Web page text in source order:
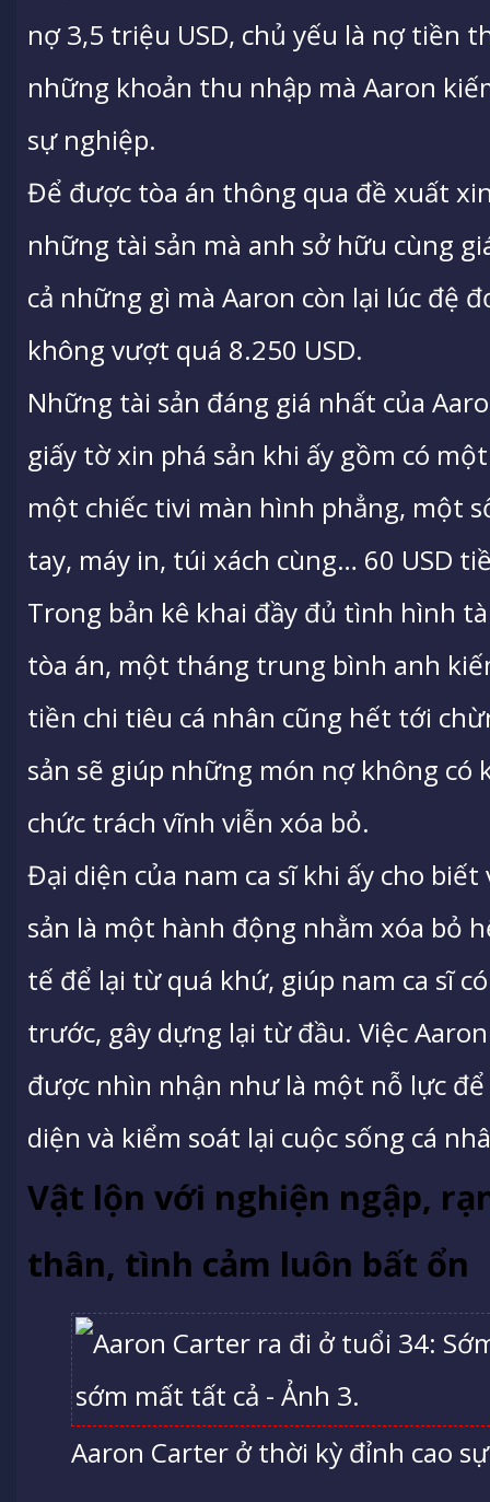
nợ 3,5 triệu USD, chủ yếu là nợ tiền
những khoản thu nhập mà Aaron
sự nghiệp.
Để được tòa án thông qua đề xuất
những tài sản mà anh sở hữu cùng
cả những gì mà Aaron còn lại lúc đệ
không vượt quá 8.250 USD.
Những tài sản đáng giá nhất của
giấy tờ xin phá sản khi ấy gồm có
một chiếc tivi màn hình phẳng, một
tay, máy in, túi xách cùng… 60 USD
Trong bản kê khai đầy đủ tình hình
tòa án, một tháng trung bình anh
tiền chi tiêu cá nhân cũng hết tới
sản sẽ giúp những món nợ không có
chức trách vĩnh viễn xóa bỏ.
Đại diện của nam ca sĩ khi ấy cho
sản là một hành động nhằm xóa bỏ
tế để lại từ quá khứ, giúp nam ca sĩ
trước, gây dựng lại từ đầu. Việc
được nhìn nhận như là một nỗ lực
diện và kiểm soát lại cuộc sống cá
Vật lộn với nghiện ngập,
thân, tình cảm luôn bất ổn
Aaron Carter ở thời kỳ đỉnh cao